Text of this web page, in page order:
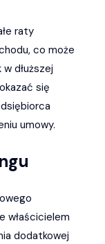
raty
co może
dłuższej
się
umowy.
właścicielem
dodatkowej